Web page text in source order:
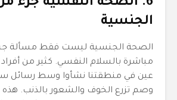
6. الصحة النفسية جزء
الجنسية
الصحة الجنسية ليست فقط مسألة
مباشرة بالسلام النفسي. كثير من
عين في منطقتنا نشأوا وسط رسائل
وصم تزرع الخوف والشعور بالذنب. هذه